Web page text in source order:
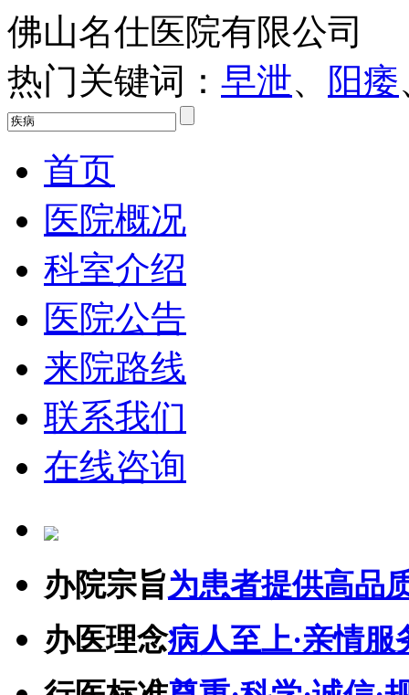
佛山名仕医院有限公司
热门关键词： 早泄、 阳痿
首页
医院概况
科室介绍
医院公告
来院路线
联系我们
在线咨询
办院宗旨为患者提供高品
办医理念病人至上·亲情服